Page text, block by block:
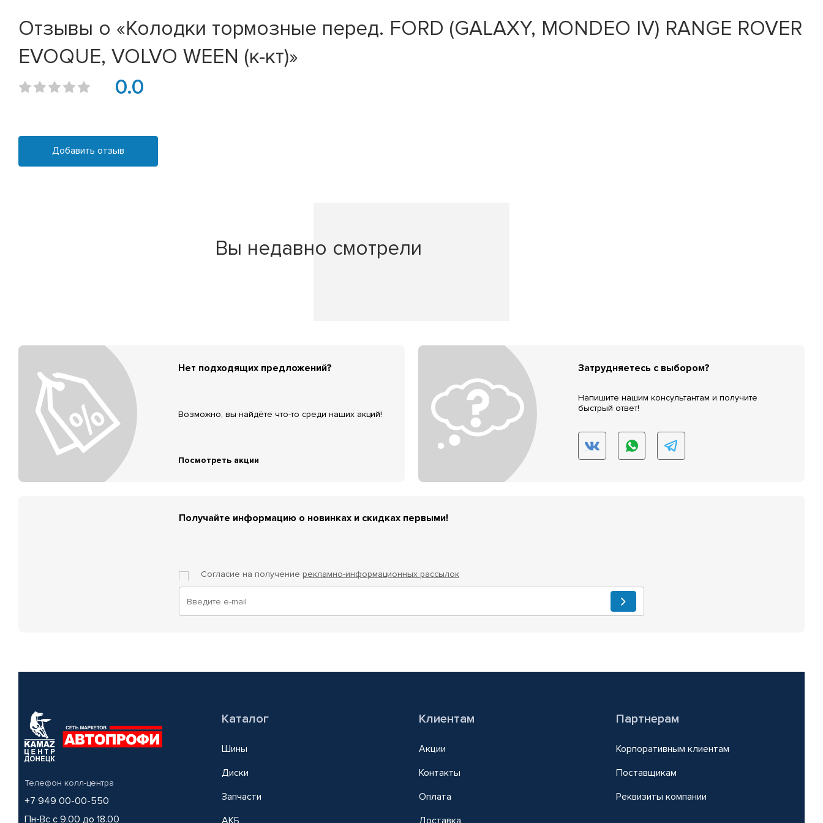
Отзывы о «Колодки тормозные перед. FORD (GALAXY, MONDEO IV) RANGE ROVER
EVOQUE, VOLVO WEEN (к-кт)»
0.0
Добавить отзыв
Вы недавно смотрели
Нет подходящих предложений?
Возможно, вы найдёте что-то среди наших акций!
Посмотреть акции
Затрудняетесь с выбором?
Напишите нашим консультантам и получите
быстрый ответ!
Получайте информацию о новинках и скидках первыми!
Согласие на получение рекламно-информационных рассылок
Телефон колл-центра
+7 949 00-00-550
Пн-Вс с 9.00 до 18.00
Каталог
Шины
Диски
Запчасти
АКБ
Клиентам
Акции
Контакты
Оплата
Доставка
Партнерам
Корпоративным клиентам
Поставщикам
Реквизиты компании